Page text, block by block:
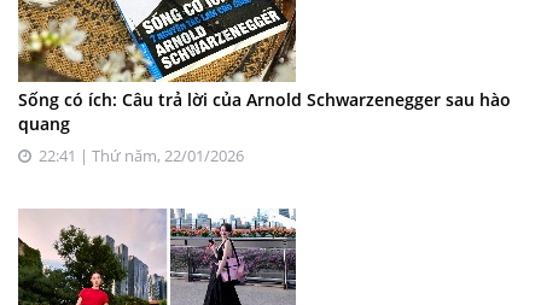
Sống có ích: Câu trả lời của Arnold Schwarzenegger sau hào
quang
22:41 | Thứ năm, 22/01/2026